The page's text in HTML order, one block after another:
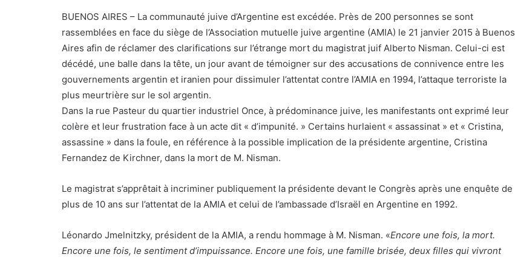
BUENOS AIRES – La communauté juive d’Argentine est excédée. Près de 200 personnes se sont
rassemblées en face du siège de l’Association mutuelle juive argentine (AMIA) le 21 janvier 2015 à Buenos
Aires afin de réclamer des clarifications sur l’étrange mort du magistrat juif Alberto Nisman. Celui-ci est
décédé, une balle dans la tête, un jour avant de témoigner sur des accusations de connivence entre les
gouvernements argentin et iranien pour dissimuler l’attentat contre l’AMIA en 1994, l’attaque terroriste la
plus meurtrière sur le sol argentin.
Dans la rue Pasteur du quartier industriel Once, à prédominance juive, les manifestants ont exprimé leur
colère et leur frustration face à un acte dit « d’impunité. » Certains hurlaient « assassinat » et « Cristina,
assassine » dans la foule, en référence à la possible implication de la présidente argentine, Cristina
Fernandez de Kirchner, dans la mort de M. Nisman.
Le magistrat s’apprêtait à incriminer publiquement la présidente devant le Congrès après une enquête de
plus de 10 ans sur l’attentat de la AMIA et celui de l’ambassade d’Israël en Argentine en 1992.
Léonardo Jmelnitzky, président de la AMIA, a rendu hommage à M. Nisman. «Encore une fois, la mort.
Encore une fois, le sentiment d’impuissance. Encore une fois, une famille brisée, deux filles qui vivront